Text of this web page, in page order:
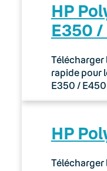
HP
E350
Télécharger
rapide pour
E350 / E450
HP
Télécharger